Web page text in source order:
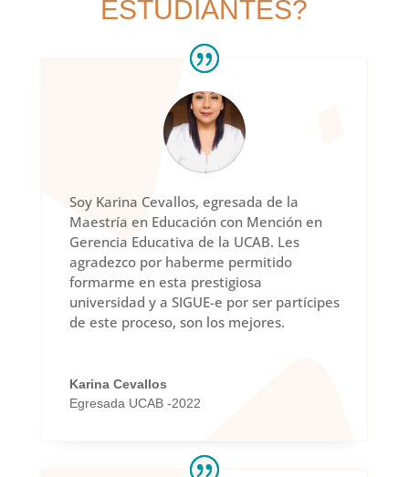
ESTUDIANTES?
Soy Karina Cevallos, egresada de la
Maestría en Educación con Mención en
Gerencia Educativa de la UCAB. Les
agradezco por haberme permitido
formarme en esta prestigiosa
universidad y a SIGUE-e por ser partícipes
de este proceso, son los mejores.
Karina Cevallos
Egresada UCAB -2022